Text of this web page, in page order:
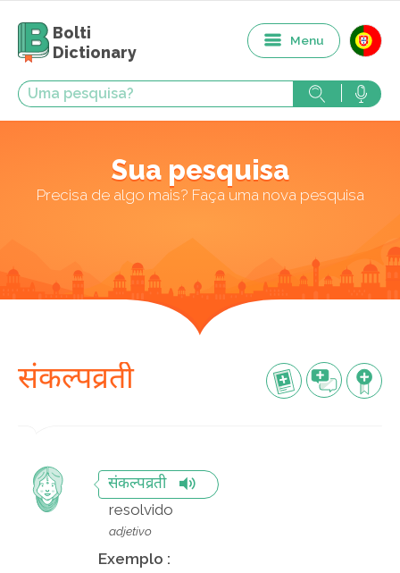
Bolti
Dictionary
Menu
Sua pesquisa
Precisa de algo mais? Faça uma nova pesquisa
संकल्पव्रती
संकल्पव्रती
resolvido
adjetivo
Exemplo :